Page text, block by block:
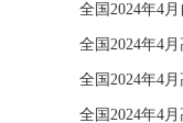
全国2024年4
全国2024年4
全国2024年4